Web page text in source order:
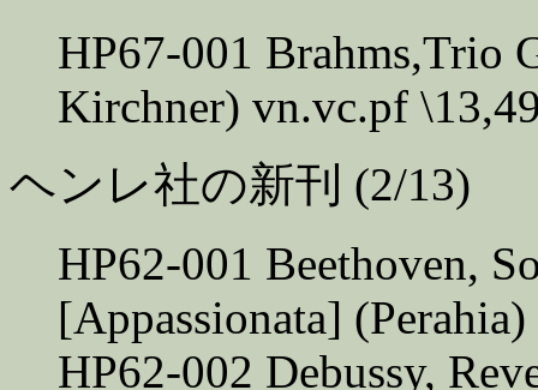
HP67-001 Brahms,Trio
Kirchner) vn.vc.pf
ヘンレ社の新刊 (2/13)
HP62-001 Beethoven,
[Appassionata]
HP62-002 Debussy,